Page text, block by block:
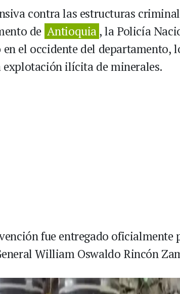
contra las estructuras
de Antioquia, la Policía
el occidente del departamento,
explotación ilícita de minerales.
fue entregado oficialmente
William Oswaldo Rincón